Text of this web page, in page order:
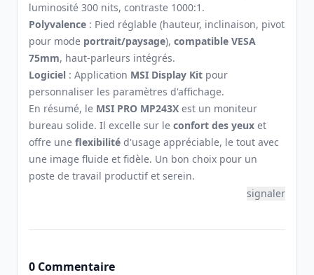
luminosité 300 nits, contraste 1000:1.
Polyvalence : Pied réglable (hauteur, inclinaison, pivot
pour mode portrait/paysage), compatible VESA
75mm, haut-parleurs intégrés.
Logiciel : Application MSI Display Kit pour
personnaliser les paramètres d'affichage.
En résumé, le MSI PRO MP243X est un moniteur
bureau solide. Il excelle sur le confort des yeux et
offre une flexibilité d'usage appréciable, le tout avec
une image fluide et fidèle. Un bon choix pour un
poste de travail productif et serein.
signaler
0 Commentaire